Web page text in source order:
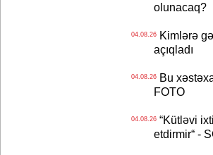
olunacaq?
04.08.26Kimlərə
açıqladı
04.08.26Bu
FOTO
04.08.26“Kütləvi
etdirmir“ -